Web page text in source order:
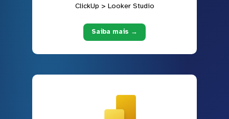
ClickUp > Looker Studio
Saiba mais →